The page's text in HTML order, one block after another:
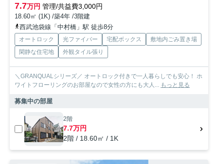
7.7万円 管理/共益費3,000円
18.60㎡ (1K) /築4年 /3階建
西武池袋線「中村橋」駅 徒歩8分
オートロック 光ファイバー 宅配ボックス
敷地内ごみ置き場
閑静な住宅地
外観タイル張り
＼GRANQUALシリーズ／ オートロック付きで一人暮らしでも安心！ ホ
ワイトフローリングのお部屋なので女性の方にも大人... もっと見る
募集中の部屋
2階
7.7万円
2階 / 18.60㎡ / 1K